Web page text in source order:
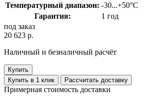
Температурный диапазон: -30...+50°C
Гарантия:
1 год
под заказ
20 623 р.
Наличный и безналичный расчёт
Купить
Купить в 1 клик
Рассчитать доставку
Примерная стоимость доставки